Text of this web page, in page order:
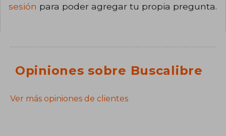
sesión para poder agregar tu propia pregunta.
Opiniones sobre Buscalibre
Ver más opiniones de clientes